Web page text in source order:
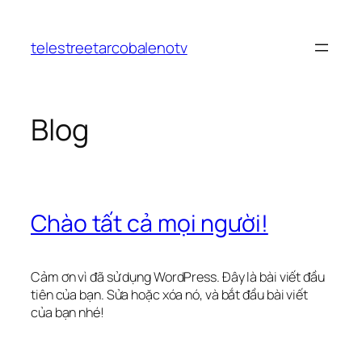
phầntelestreetarcobalenotv
Blog
Chào tất cả mọi người!
Cảm ơn vì đã sử dụng WordPress. Đây là bài viết đầu
tiên của bạn. Sửa hoặc xóa nó, và bắt đầu bài viết
của bạn nhé!